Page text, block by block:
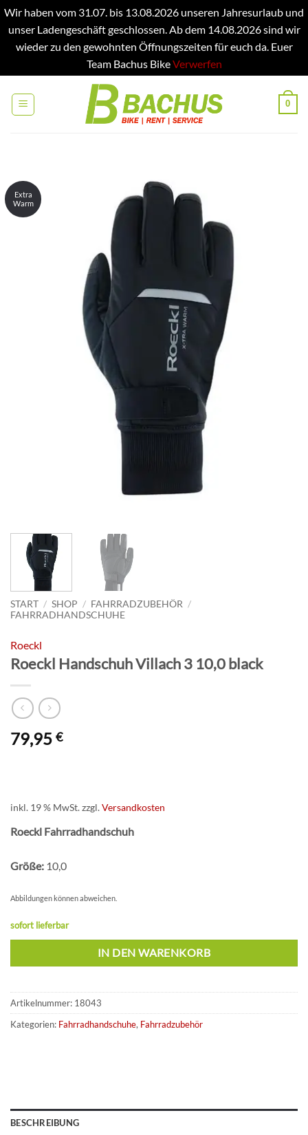
Wir haben vom 31.07. bis 13.08.2026 unseren Jahresurlaub und
unser Ladengeschäft geschlossen. Ab dem 14.08.2026 sind wir
wieder zu den gewohnten Öffnungszeiten für euch da. Euer
Team Bachus BikeVerwerfen
Inhalt
springen
0
Extra
Warm
START / SHOP / FAHRRADZUBEHÖR /
FAHRRADHANDSCHUHE
Roeckl
Roeckl Handschuh Villach 3 10,0 black
79,95 €
inkl. 19 % MwSt.zzgl.Versandkosten
Roeckl Fahrradhandschuh
Größe: 10,0
Abbildungen können abweichen.
sofort lieferbar
IN DEN WARENKORB
Artikelnummer: 18043
Kategorien: Fahrradhandschuhe, Fahrradzubehör
BESCHREIBUNG